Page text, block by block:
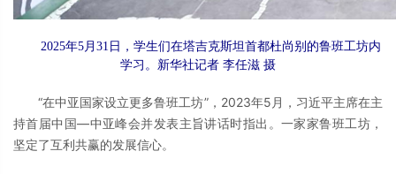
2025年5月31日，学生们在塔吉克斯坦首都杜尚别的鲁班工坊内
学习。新华社记者 李任滋 摄
“在中亚国家设立更多鲁班工坊”，2023年5月，习近平主席在主
持首届中国—中亚峰会并发表主旨讲话时指出。一家家鲁班工坊，
坚定了互利共赢的发展信心。